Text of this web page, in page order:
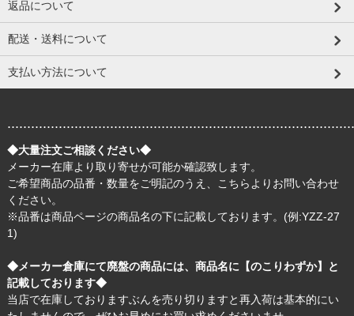
返品について
配送・送料について
支払い方法について
◆大量注文ご相談ください◆
メーカー在庫より取り寄せが可能か確認致します。
ご希望商品の品番・数量をご明記のうえ、
こちら よりお問い合わせ
ください。
※品番は商品ページの商品名の下に記載しております。(例:YZZ-27
1)
◆メーカー倉庫にて廃盤の商品には、商品名に【のこりわずか】と
記載しております◆
当店で在庫しておりますぶんを売り切りますと再入荷は基本的にい